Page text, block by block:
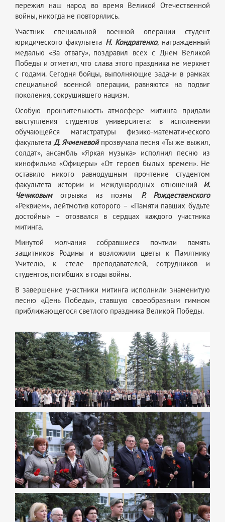
пережил наш народ во время Великой Отечественной
войны, никогда не повторялись.
Участник специальной военной операции студент
юридического факультета Н. Кондратенко, награжденный
медалью «За отвагу», поздравил всех с Днем Великой
Победы и отметил, что слава этого праздника не меркнет
с годами. Сегодня бойцы, выполняющие задачи в рамках
специальной военной операции, равняются на подвиг
поколения, сокрушившего нацизм.
Особую пронзительность атмосфере митинга придали
выступления студентов университета: в исполнении
обучающейся магистратуры физико-математического
факультета Д. Ячменевойпрозвучала песня «Ты же выжил,
солдат», ансамбль «Яркая музыка» исполнил песню из
кинофильма «Офицеры» «От героев былых времен». Не
оставило никого равнодушным прочтение студентом
факультета истории и международных отношений И.
Чечиковымотрывка из поэмы Р. Рождественского
«Реквием», лейтмотив которого – «Памяти павших будьте
достойны» – отозвался в сердцах каждого участника
митинга.
Минутой молчания собравшиеся почтили память
защитников Родины и возложили цветы к Памятнику
Учителю, к стеле преподавателей, сотрудников и
студентов, погибших в годы войны.
В завершение участники митинга исполнили знаменитую
песню «День Победы», ставшую своеобразным гимном
приближающегося светлого праздника Великой Победы.